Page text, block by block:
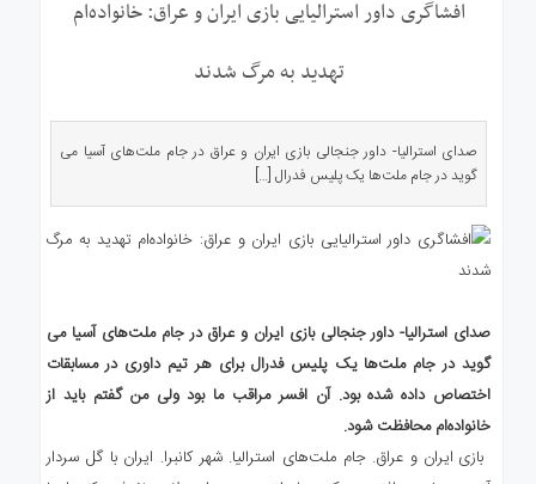
افشاگری داور استرالیایی بازی ایران و عراق: خانواده‌ام
تهدید به مرگ شدند
صدای استرالیا- داور جنجالی بازی ایران و عراق در جام ملت‌های آسیا می
گوید در جام ملت‌ها یک پلیس فدرال […]
صدای استرالیا- داور جنجالی بازی ایران و عراق در جام ملت‌های آسیا می
گوید در جام ملت‌ها یک پلیس فدرال برای هر تیم داوری در مسابقات
اختصاص داده شده بود. آن افسر مراقب ما بود ولی من گفتم باید از
خانواده‌ام محافظت شود.
بازی ایران و عراق. جام ملت‌های استرالیا. شهر کانبرا. ایران با گل سردار